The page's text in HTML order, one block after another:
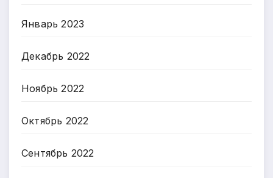
Январь 2023
Декабрь 2022
Ноябрь 2022
Октябрь 2022
Сентябрь 2022